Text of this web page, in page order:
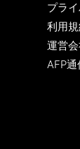
プラ
利用
運営
AFP